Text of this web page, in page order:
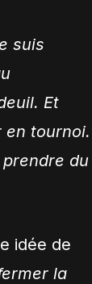
suis
Et
en tournoi.
du
idée de
la